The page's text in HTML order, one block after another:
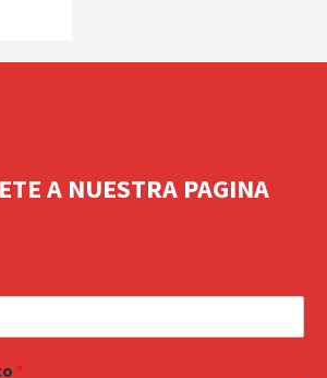
A NUESTRA PAGINA
*